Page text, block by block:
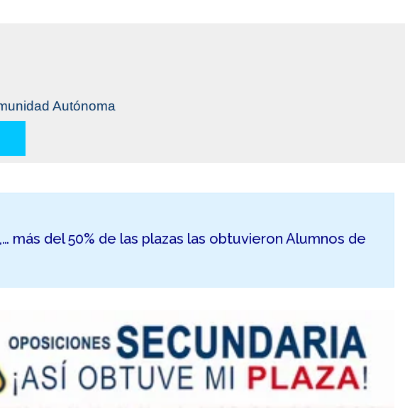
Autónoma
más del 50% de las plazas las obtuvieron Alumnos de